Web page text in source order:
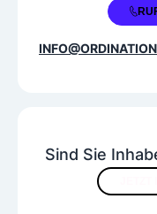
Sind Sie
+43 1 9555252